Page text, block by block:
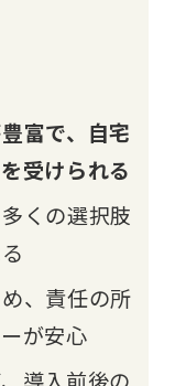
富で、自宅
受けられる
くの選択肢
、責任の所
が安心